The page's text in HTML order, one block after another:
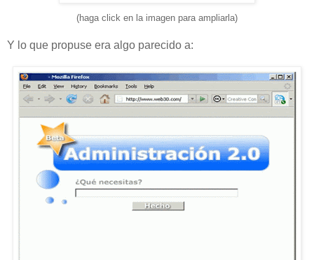
(haga click en la imagen para ampliarla)
Y lo que propuse era algo parecido a: